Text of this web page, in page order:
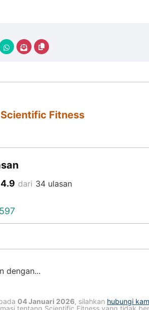
Scientific Fitness
4.9 dari 34 ulasan
dengan...
04 Januari 2026, silahkan hubungi